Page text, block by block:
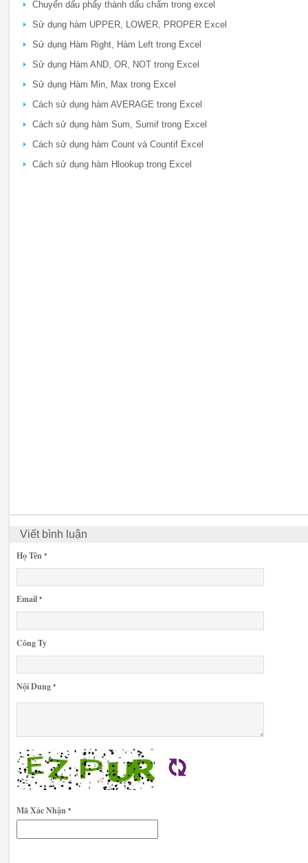
Chuyển dấu phẩy thành dấu chấm trong excel
Sử dụng hàm UPPER, LOWER, PROPER Excel
Sử dụng Hàm Right, Hàm Left trong Excel
Sử dụng Hàm AND, OR, NOT trong Excel
Sử dụng Hàm Min, Max trong Excel
Cách sử dụng hàm AVERAGE trong Excel
Cách sử dụng hàm Sum, Sumif trong Excel
Cách sử dụng hàm Count và Countif Excel
Cách sử dụng hàm Hlookup trong Excel
Viết bình luận
Họ Tên *
Email *
Công Ty
Nội Dung *
Mã Xác Nhận *